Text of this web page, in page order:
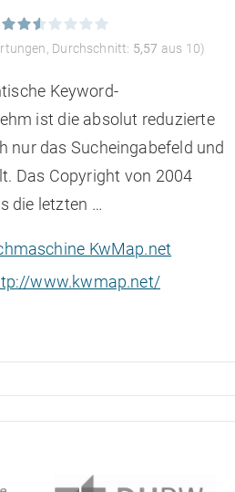
Durchschnitt: 5,57 aus 10)
Keyword-
ist die absolut reduzierte
nur das Sucheingabefeld und
Das Copyright von 2004
die letzten …
KwMap.net
www.kwmap.net/